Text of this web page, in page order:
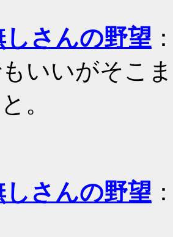
しさんの野望
いいがそこ
。
しさんの野望